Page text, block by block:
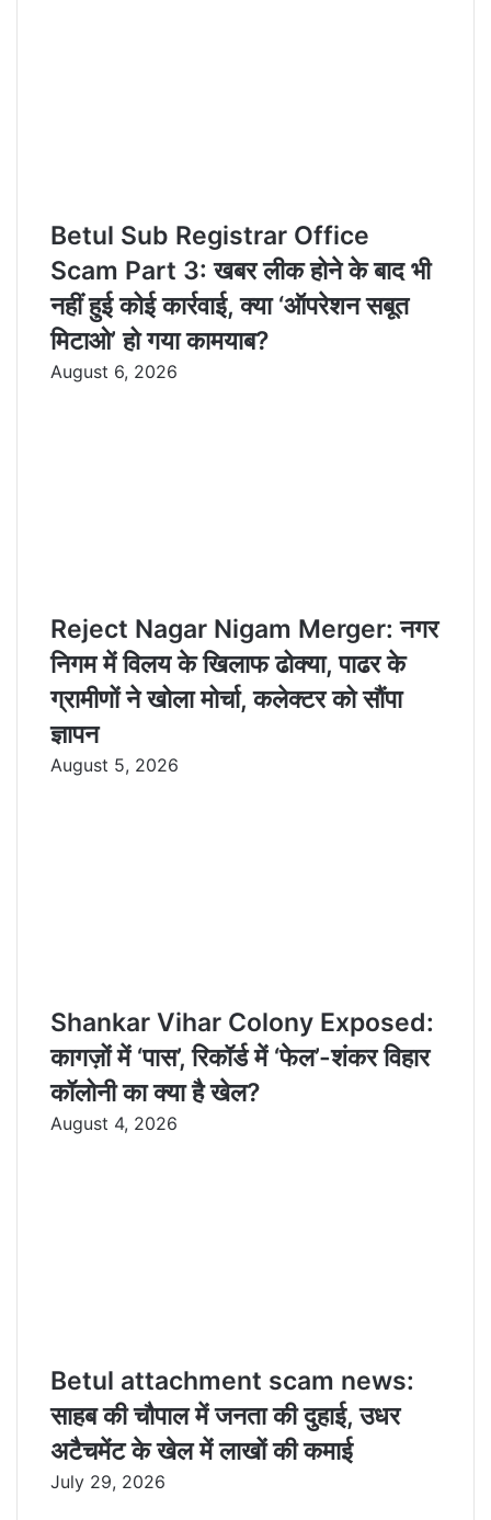
Betul Sub Registrar Office
Scam Part 3: खबर लीक होने के बाद भी
नहीं हुई कोई कार्रवाई, क्या ‘ऑपरेशन सबूत
मिटाओ’ हो गया कामयाब?
August 6, 2026
Reject Nagar Nigam Merger: नगर
निगम में विलय के खिलाफ ढोक्या, पाढर के
ग्रामीणों ने खोला मोर्चा, कलेक्टर को सौंपा
ज्ञापन
August 5, 2026
Shankar Vihar Colony Exposed:
कागज़ों में ‘पास’, रिकॉर्ड में ‘फेल’-शंकर विहार
कॉलोनी का क्या है खेल?
August 4, 2026
Betul attachment scam news:
साहब की चौपाल में जनता की दुहाई, उधर
अटैचमेंट के खेल में लाखों की कमाई
July 29, 2026